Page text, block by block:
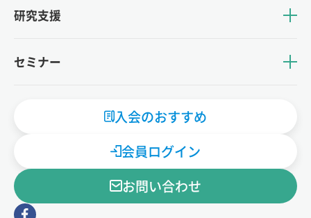
研究支援
セミナー
入会のおすすめ
会員ログイン
お問い合わせ